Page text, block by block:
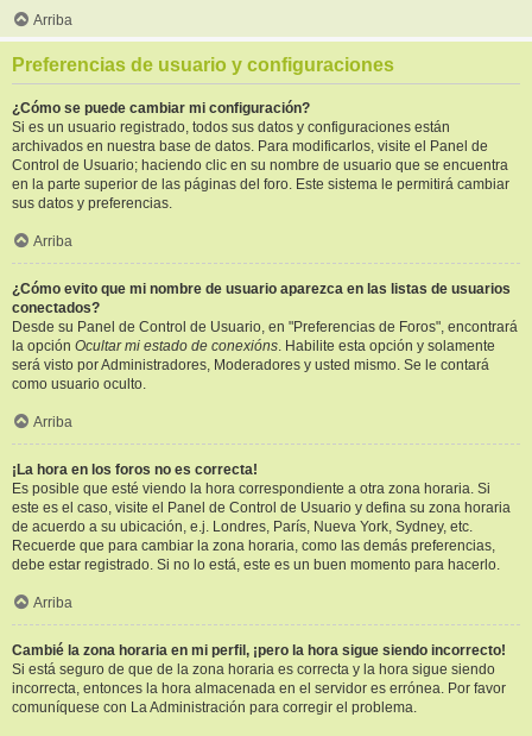
Arriba
Preferencias de usuario y configuraciones
¿Cómo se puede cambiar mi configuración?
Si es un usuario registrado, todos sus datos y configuraciones están
archivados en nuestra base de datos. Para modificarlos, visite el Panel de
Control de Usuario; haciendo clic en su nombre de usuario que se encuentra
en la parte superior de las páginas del foro. Este sistema le permitirá cambiar
sus datos y preferencias.
Arriba
¿Cómo evito que mi nombre de usuario aparezca en las listas de usuarios
conectados?
Desde su Panel de Control de Usuario, en "Preferencias de Foros", encontrará
la opción Ocultar mi estado de conexións. Habilite esta opción y solamente
será visto por Administradores, Moderadores y usted mismo. Se le contará
como usuario oculto.
Arriba
¡La hora en los foros no es correcta!
Es posible que esté viendo la hora correspondiente a otra zona horaria. Si
este es el caso, visite el Panel de Control de Usuario y defina su zona horaria
de acuerdo a su ubicación, e.j. Londres, París, Nueva York, Sydney, etc.
Recuerde que para cambiar la zona horaria, como las demás preferencias,
debe estar registrado. Si no lo está, este es un buen momento para hacerlo.
Arriba
Cambié la zona horaria en mi perfil, ¡pero la hora sigue siendo incorrecto!
Si está seguro de que de la zona horaria es correcta y la hora sigue siendo
incorrecta, entonces la hora almacenada en el servidor es errónea. Por favor
comuníquese con La Administración para corregir el problema.